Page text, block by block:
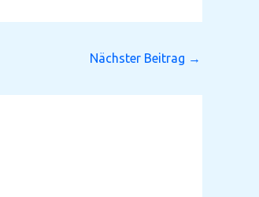
Nächster Beitrag →